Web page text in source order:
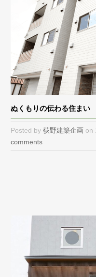
ぬくもりの伝わる住まい
Posted by荻野建築企画 on
comments